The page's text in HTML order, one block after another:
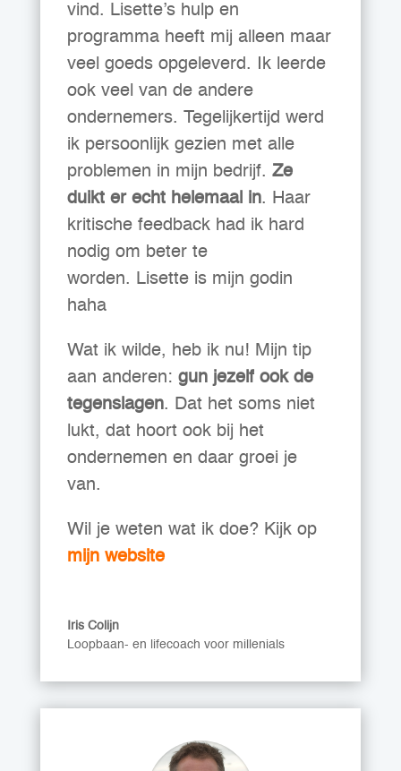
vind. Lisette’s hulp en
programma heeft mij alleen maar
veel goeds opgeleverd. Ik leerde
ook veel van de andere
ondernemers. Tegelijkertijd werd
ik persoonlijk gezien met alle
problemen in mijn bedrijf. Ze
duikt er echt helemaal in. Haar
kritische feedback had ik hard
nodig om beter te
worden. Lisette is mijn godin
haha
Wat ik wilde, heb ik nu! Mijn tip
aan anderen: gun jezelf ook de
tegenslagen. Dat het soms niet
lukt, dat hoort ook bij het
ondernemen en daar groei je
van.
Wil je weten wat ik doe? Kijk op
mijn website
Iris Colijn
Loopbaan- en lifecoach voor millenials